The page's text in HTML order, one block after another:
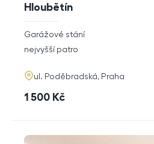
Hloubětín
rozměry
dispozice
Garážové stání
funkce
nejvyšší patro
adresa
ul. Poděbradská, Praha
cena
1 500 Kč